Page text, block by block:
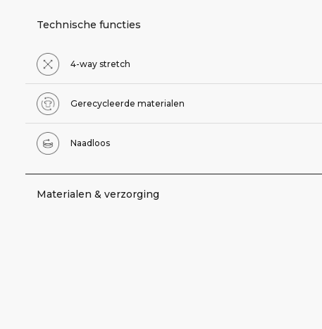
Technische functies
4-way stretch
Gerecycleerde materialen
Naadloos
Materialen & verzorging